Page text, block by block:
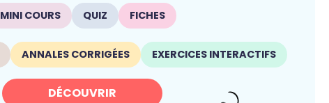
MINI COURS QUIZ FICHES
ANNALES CORRIGÉES EXERCICES INTERACTIFS
DÉCOUVRIR